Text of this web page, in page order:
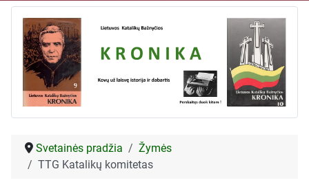
Svetainės pradžia
Žymės
TTG Katalikų komitetas